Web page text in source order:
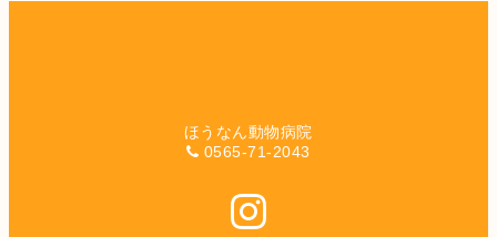
ほうなん動物病院
0565-71-2043